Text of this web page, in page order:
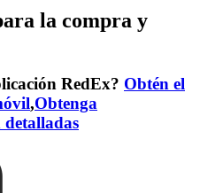
la compra y
RedEx? Obtén el
,Obtenga
detalladas